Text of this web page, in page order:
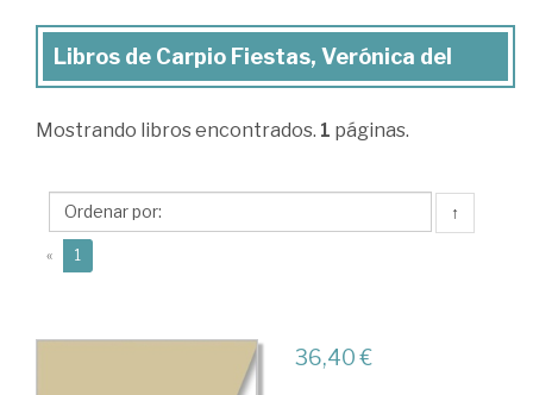
Libros
Carpio
Verónica
del
Libros de Carpio Fiestas, Verónica del
Mostrando libros encontrados. 1 páginas.
↑
« 1
36,40 €